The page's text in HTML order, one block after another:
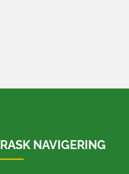
RASK NAVIGERING